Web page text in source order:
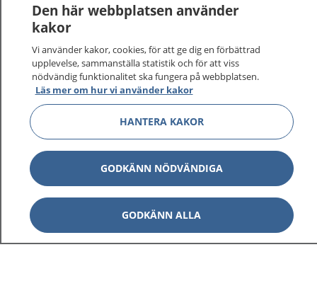
På 1177.se får du råd om hälsa och information om
sjukdomar och vilka mottagningar du kan kontakta.
Logga in för att läsa din journal och göra dina
vårdärenden. Ring telefonnummer 1177 för
sjukvårdsrådgivning dygnet runt.
1177 ger dig råd när du vill må bättre.
1177 på flera språk Visa
Visa
Den här webbplatsen använder
kakor
Vi använder kakor, cookies, för att ge dig en förbättrad
upplevelse, sammanställa statistik och för att viss
nödvändig funktionalitet ska fungera på webbplatsen.
Läs mer om hur vi använder kakor
HANTERA KAKOR
GODKÄNN NÖDVÄNDIGA
GODKÄNN ALLA